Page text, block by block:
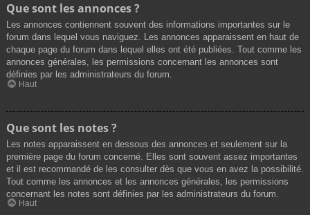
Que sont les annonces ?
Les annonces contiennent souvent des informations importantes sur le
forum dans lequel vous naviguez. Les annonces apparaissent en haut de
chaque page du forum dans lequel elles ont été publiées. Tout comme les
annonces générales, les permissions concernant les annonces sont
définies par les administrateurs du forum.
Haut
Que sont les notes ?
Les notes apparaissent en dessous des annonces et seulement sur la
première page du forum concerné. Elles sont souvent assez importantes
et il est recommandé de les consulter dès que vous en avez la possibilité.
Tout comme les annonces et les annonces générales, les permissions
concernant les notes sont définies par les administrateurs du forum.
Haut